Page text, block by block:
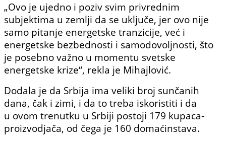
„Ovo je ujedno i poziv svim privrednim
subjektima u zemlji da se uključe, jer ovo nije
samo pitanje energetske tranzicije, već i
energetske bezbednosti i samodovoljnosti, što
je posebno važno u momentu svetske
energetske krize“, rekla je Mihajlović.
Dodala je da Srbija ima veliki broj sunčanih
dana, čak i zimi, i da to treba iskoristiti i da
u ovom trenutku u Srbiji postoji 179 kupaca-
proizvodjača, od čega je 160 domaćinstava.